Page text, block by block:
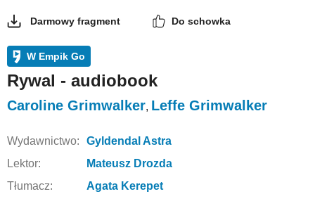
Darmowy fragment Do schowka
W Empik Go
Rywal - audiobook
Caroline Grimwalker, Leffe Grimwalker
Wydawnictwo:
Gyldendal Astra
Lektor:
Mateusz Drozda
Tłumacz:
Agata Kerepet